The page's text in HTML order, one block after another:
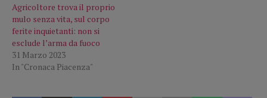
Agricoltore trova il proprio
mulo senza vita, sul corpo
ferite inquietanti: non si
esclude l’arma da fuoco
31 Marzo 2023
In "Cronaca Piacenza"